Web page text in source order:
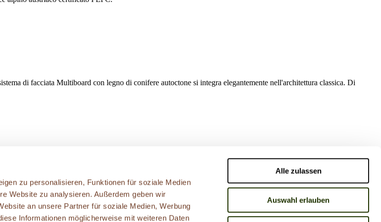
zu personalisieren, Funktionen für soziale Medien
Website zu analysieren. Außerdem geben wir
an unsere Partner für soziale Medien, Werbung
Informationen möglicherweise mit weiteren Daten
Alle zulassen
Auswahl erlauben
di facciata Multiboard con legno di conifere autoctone si integra elegantemente nell'architettura classica. Di